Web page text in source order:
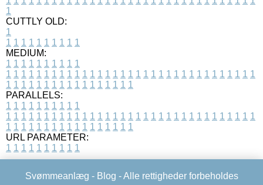
1
CUTTLY OLD:
1
1 1 1 1 1 1 1 1 1 1
MEDIUM:
1 1 1 1 1 1 1 1 1 1
1 1 1 1 1 1 1 1 1 1 1 1 1 1 1 1 1 1 1 1 1 1 1 1 1 1 1 1 1 1 1 1 1
1 1 1 1 1 1 1 1 1 1 1 1 1 1 1 1 1
PARALLELS:
1 1 1 1 1 1 1 1 1 1
1 1 1 1 1 1 1 1 1 1 1 1 1 1 1 1 1 1 1 1 1 1 1 1 1 1 1 1 1 1 1 1 1
1 1 1 1 1 1 1 1 1 1 1 1 1 1 1 1 1
URL PARAMETER:
1 1 1 1 1 1 1 1 1 1
Svømmeanlæg - Blog - Alle rettigheder forbeholdes